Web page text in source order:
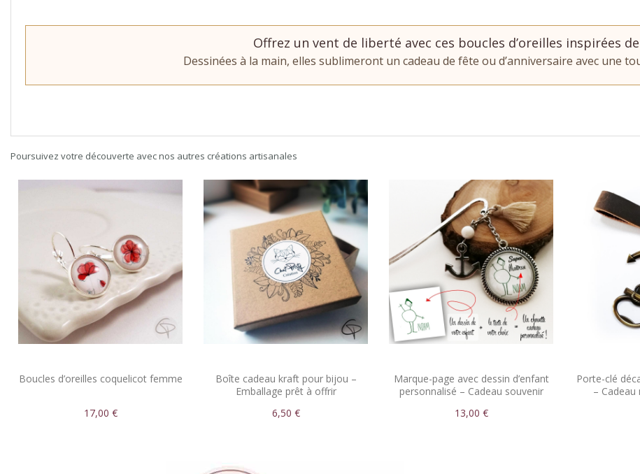
Offrez un vent de liberté avec ces boucles d’oreilles inspirées de
Dessinées à la main, elles sublimeront un cadeau de fête ou d’anniversaire avec une
Poursuivez votre découverte avec nos autres créations artisanales
Boucles d’oreilles coquelicot femme
17,00 €
Boîte cadeau kraft pour bijou –
Emballage prêt à offrir
6,50 €
Marque-page avec dessin d’enfant
personnalisé – Cadeau souvenir
13,00 €
Porte-clé
– Cadeau